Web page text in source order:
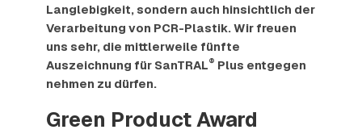
Langlebigkeit, sondern auch hinsichtlich der
Verarbeitung von PCR-Plastik. Wir freuen
uns sehr, die mittlerweile fünfte
Auszeichnung für SanTRAL® Plus entgegen
nehmen zu dürfen.
Green Product Award